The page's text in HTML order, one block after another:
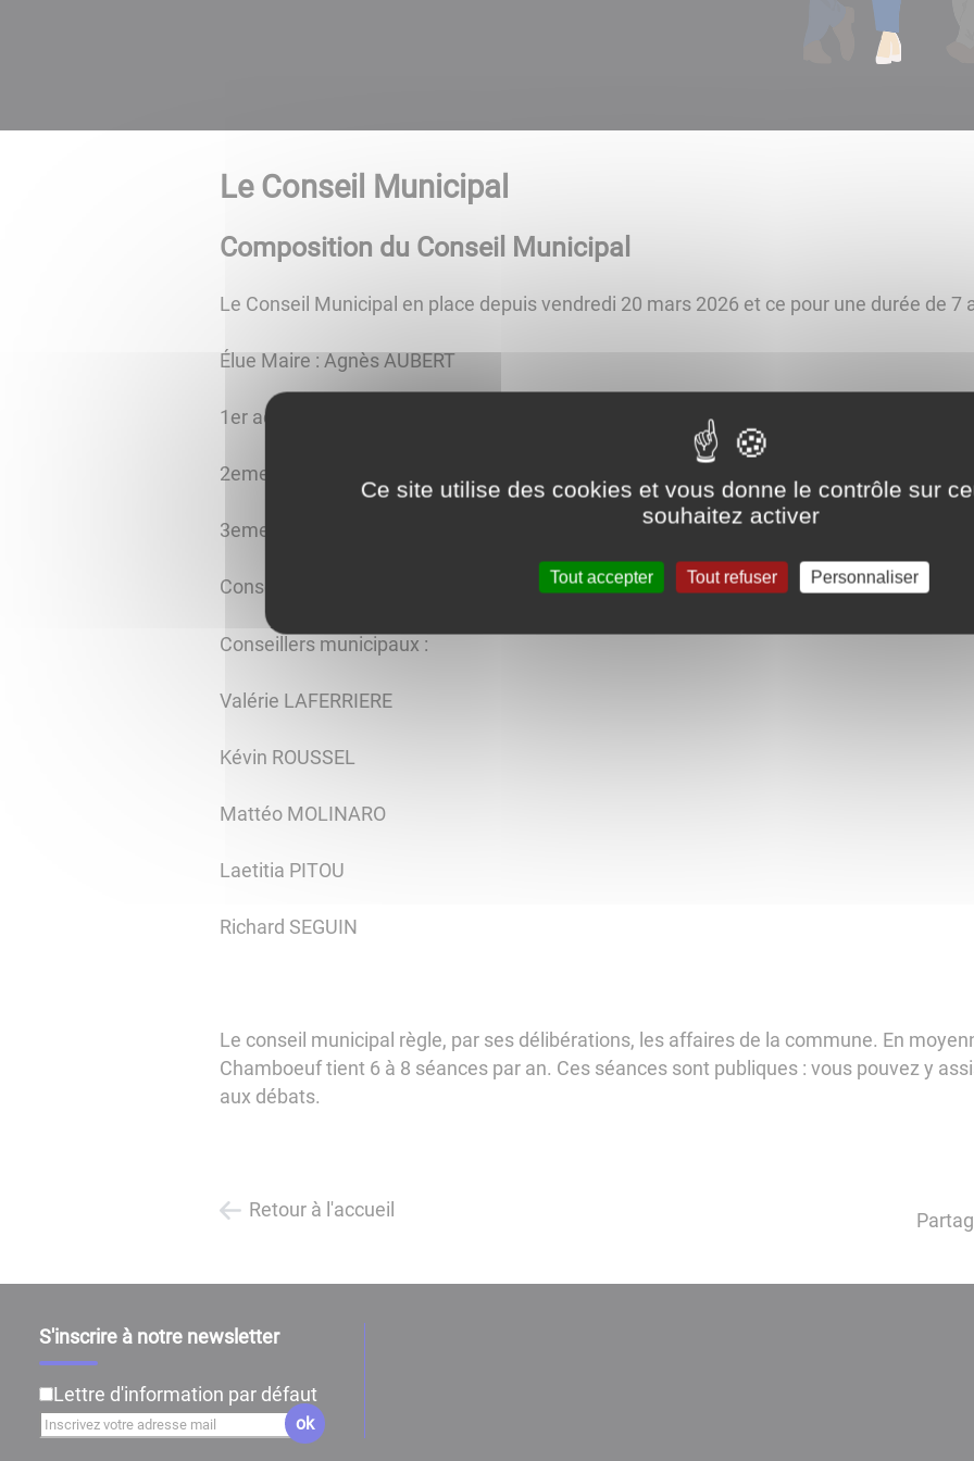
Le Conseil Municipal
Composition du Conseil Municipal
Le Conseil Municipal en place depuis vendredi 20 mars 2026 et ce pour une durée de 7
Élue Maire : Agnès AUBERT
1er adjoint : Serge CORVINO
2eme adjointe : Élodie MARIE DIT CHATEL
3eme adjoint : Jean-Henri SCHUSSLER
Conseillers municipaux délégués : Anthony BISCH et Fabrice SCHOUTITH
Conseillers municipaux :
Valérie LAFERRIERE
Kévin ROUSSEL
Mattéo MOLINARO
Laetitia PITOU
Richard SEGUIN
Le conseil municipal règle, par ses délibérations, les affaires de la commune. En
Chamboeuf tient 6 à 8 séances par an. Ces séances sont publiques : vous pouvez y
aux débats.
Retour à l'accueil
S'inscrire à notre newsletter
Lettre d'information par défaut
ok
Ce site utilise des cookies et vous donne le contrôle sur
souhaitez activer
Tout accepter Tout refuser Personnaliser